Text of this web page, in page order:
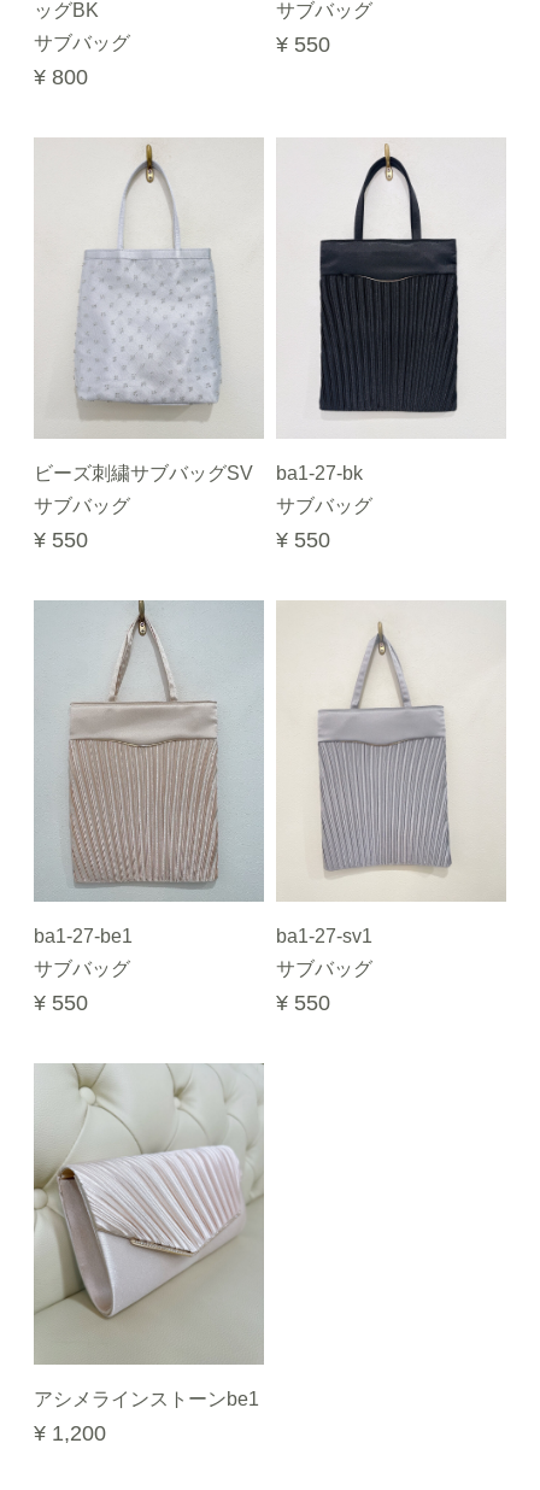
ッグBK
サブバッグ
¥ 800
サブバッグ
¥ 550
ビーズ刺繍サブバッグSV
サブバッグ
¥ 550
ba1-27-bk
サブバッグ
¥ 550
ba1-27-be1
サブバッグ
¥ 550
ba1-27-sv1
サブバッグ
¥ 550
アシメラインストーンbe1
¥ 1,200